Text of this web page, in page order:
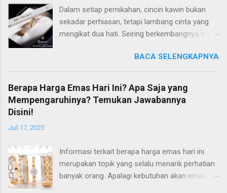
Dalam setiap pernikahan, cincin kawin bukan
sekadar perhiasan, tetapi lambang cinta yang
mengikat dua hati. Seiring berkembangnya tren
semakin selektif dalam memilih wedding ring
yang tidak hanya cantik, tetapi juga memiliki
makna mendalam. Di antara banyaknya pilihan
di pasaran, The Palace Jeweler berhasil
mencuri perhatian dengan koleksi wedding ring
kawin yang tidak hanya estetis, tapi juga sarat
makna. Setiap cincin didesain dengan filosofi
dan detail yang mencerminkan keabadian cinta
BACA SELENGKAPNYA
Berapa Harga Emas Hari Ini? Apa Saja yang
Mempengaruhinya? Temukan Jawabannya
Disini!
Juli 17, 2025
Informasi terkait berapa harga emas hari ini
merupakan topik yang selalu menarik perhatian
banyak orang. Apalagi kebutuhan akan emas